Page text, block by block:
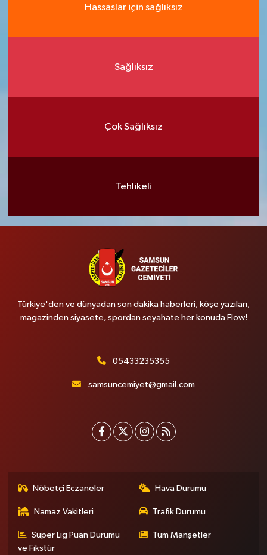
Hassaslar için sağlıksız
Sağlıksız
Çok Sağlıksız
Tehlikeli
Türkiye'den ve dünyadan son dakika haberleri, köşe yazıları,
magazinden siyasete, spordan seyahate her konuda Flow!
05433235355
samsuncemiyet@gmail.com
Nöbetçi Eczaneler Hava Durumu
Namaz Vakitleri Trafik Durumu
Süper Lig Puan Durumu
ve Fikstür
Tüm Manşetler